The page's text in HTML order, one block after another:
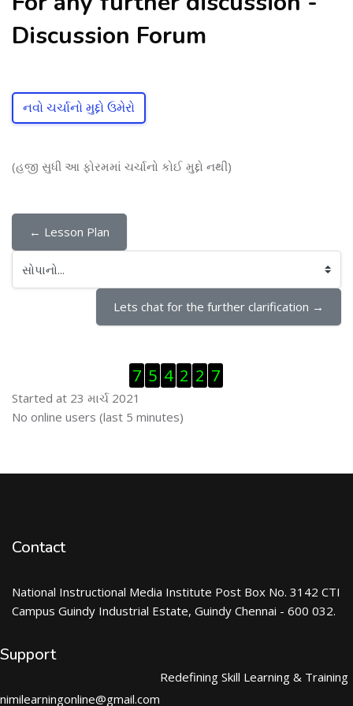
Discussion Forum
નવો ચર્ચાનો મુદ્દો ઉમેરો
(હજી સુધી આ ફોરમમાં ચર્ચાનો કોઈ મુદ્દો નથી)
← Lesson Plan
સોપાનો...
Lets chat for the further clarification →
7 5 4 2 2 7
Started at 23 માર્ચ 2021
ઓનલાઇન યુઝર્સ છોડી દો
No online users (last 5 minutes)
Contact
National Instructional Media Institute Post Box No. 3142 CTI
Campus Guindy Industrial Estate, Guindy Chennai - 600 032.
Support
nimilearningonline@gmail.com
Redefining Skill Learning & Training